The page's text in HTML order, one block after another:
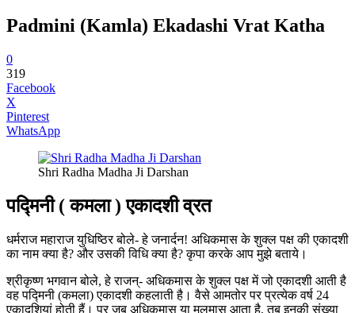
Padmini (Kamla) Ekadashi Vrat Katha
0
319
Facebook
X
Pinterest
WhatsApp
Shri Radha Madha Ji Darshan
पद्मिनी ( कमला ) एकादशी व्रत
धर्मराज महाराज युधिष्‍ठिर बोले- हे जनार्दन! अधिकमास के शुक्ल पक्ष की एकादशी
का नाम क्या है? और उसकी विधि क्या है? कृपा करके आप मुझे बताये।
श्रीकृष्ण भगवान बोले, हे राजन्- अधिकमास के शुक्ल पक्ष में जो एकादशी आती है
वह पद्मिनी (कमला) एकादशी कहलाती है। वैसे आमतोर पर प्रत्येक वर्ष 24
एकादशियां होती हैं। पर जब अधिकमास या मलमास आता है, तब इनकी संख्या